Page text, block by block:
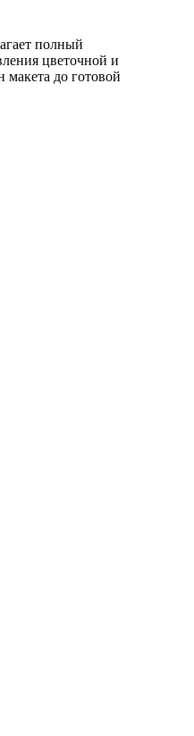
полный
цветочной и
макета до готовой